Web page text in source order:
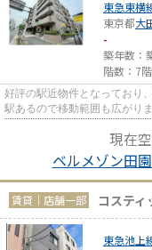
東急東横
東京都大
-
築年数：
階数：7
好評の駅近物件となっており
駅あるので移動範囲も広がりま
現在
ベルメゾン田
賃貸｜店舗一部 コスティ
東急池上